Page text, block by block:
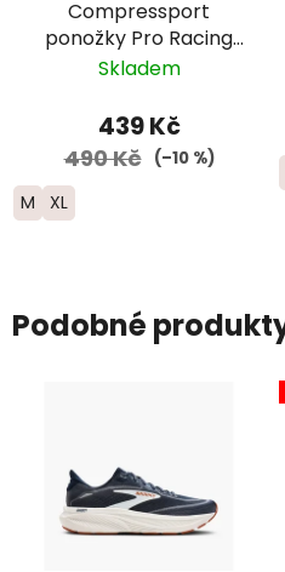
Compressport
ponožky Pro Racing
Run - fialová/žlutá
Skladem
439 Kč
490 Kč (–10 %)
M XL
Podobné